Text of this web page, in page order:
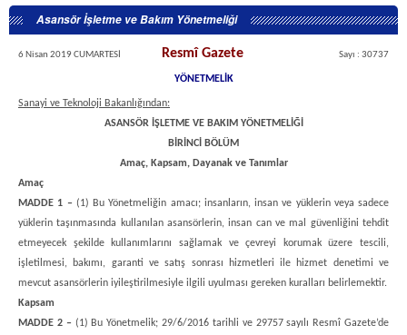
Asansör İşletme ve Bakım Yönetmeliği
6 Nisan 2019 CUMARTESİ Resmî Gazete Sayı : 30737
YÖNETMELİK
Sanayi ve Teknoloji Bakanlığından:
ASANSÖR İŞLETME VE BAKIM YÖNETMELİĞİ
BİRİNCİ BÖLÜM
Amaç, Kapsam, Dayanak ve Tanımlar
Amaç
MADDE 1 – (1) Bu Yönetmeliğin amacı; insanların, insan ve yüklerin veya sadece
yüklerin taşınmasında kullanılan asansörlerin, insan can ve mal güvenliğini tehdit
etmeyecek şekilde kullanımlarını sağlamak ve çevreyi korumak üzere tescili,
işletilmesi, bakımı, garanti ve satış sonrası hizmetleri ile hizmet denetimi ve
mevcut asansörlerin iyileştirilmesiyle ilgili uyulması gereken kuralları belirlemektir.
Kapsam
MADDE 2 – (1) Bu Yönetmelik; 29/6/2016 tarihli ve 29757 sayılı Resmî Gazete’de